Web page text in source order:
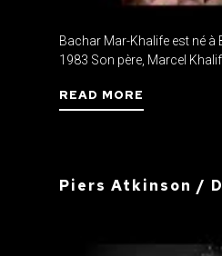
Bachar Mar-Khalife est né à
1983 Son père, Marcel
READ MORE
Piers Atkinson /